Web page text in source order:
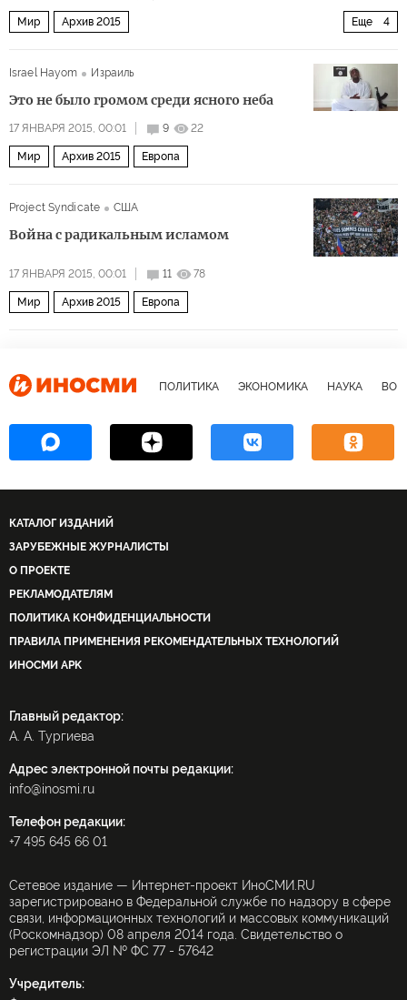
Еще 4
Мир Архив 2015
Israel Hayom Израиль
Это не было громом среди ясного неба
17 ЯНВАРЯ 2015, 00:01 9 22
Мир Архив 2015 Европа
Project Syndicate США
Война с радикальным исламом
17 ЯНВАРЯ 2015, 00:01 11 78
Мир Архив 2015 Европа
ПОЛИТИКА ЭКОНОМИКА НАУКА
КАТАЛОГ ИЗДАНИЙ
ЗАРУБЕЖНЫЕ ЖУРНАЛИСТЫ
О ПРОЕКТЕ
РЕКЛАМОДАТЕЛЯМ
ПОЛИТИКА КОНФИДЕНЦИАЛЬНОСТИ
ПРАВИЛА ПРИМЕНЕНИЯ РЕКОМЕНДАТЕЛЬНЫХ ТЕХНОЛОГИЙ
ИНОСМИ APK
Главный редактор:
А. А. Тургиева
Адрес электронной почты редакции:
info@inosmi.ru
Телефон редакции:
+7 495 645 66 01
Сетевое издание — Интернет-проект ИноСМИ.RU
зарегистрировано в Федеральной службе по надзору в сфере
связи, информационных технологий и массовых коммуникаций
(Роскомнадзор) 08 апреля 2014 года. Свидетельство о
регистрации ЭЛ № ФС 77 - 57642
Учредитель: